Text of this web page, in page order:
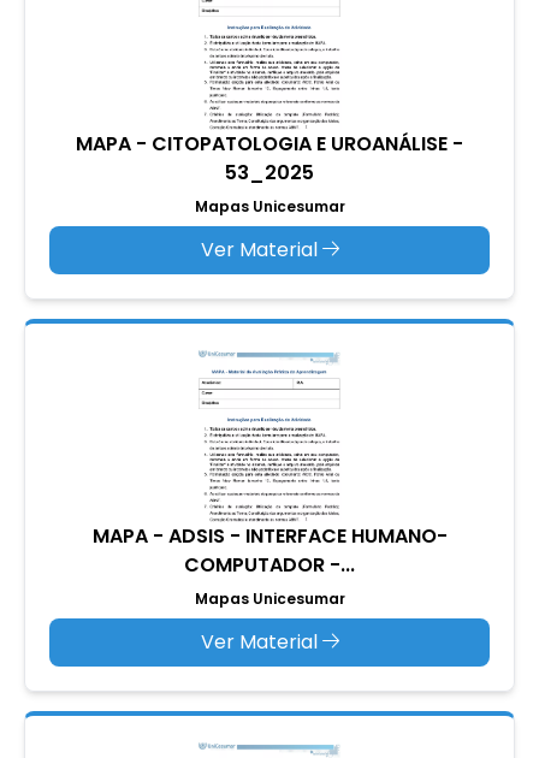
MAPA - CITOPATOLOGIA E UROANÁLISE -
53_2025
Mapas Unicesumar
Ver Material
MAPA - ADSIS - INTERFACE HUMANO-
COMPUTADOR -...
Mapas Unicesumar
Ver Material